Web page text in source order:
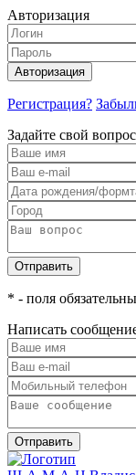
Авторизация
Авторизация
Регистрация?
Задайте свой
Отправить
* - поля
Написать
Отправить